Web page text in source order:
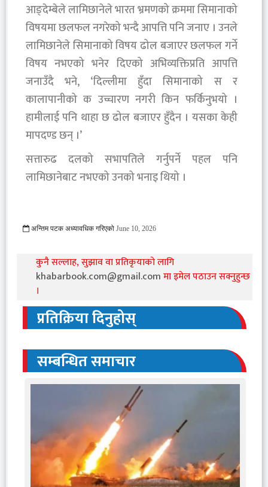
आङ्देम्बेले लामिछानेले भारत भ्रमणको क्रममा सिमानाको
विषयमा छलफल नगरेको भन्दै आपत्ति पनि जनाए । उनले
लामिछानेले सिमानाको विषय ढोल बजाएर छलफल गर्ने
विषय नभएको भनेर दिएको अभिव्यक्तिप्रति आपत्ति
जनाउँदै भने, ‘दिल्लीमा हुँदा सिमानाको स र
कालापानीको क उच्चारण नगरी किन फर्किनुभयो ।
हामीलाई पनि थाहा छ ढोल बजाएर हुँदैन । यसका केही
मापदण्ड छन् ।’
सत्तारुढ दलको सभापतिले गर्नुपर्ने पहल पनि
लामिछानेबाट नभएको उनको भनाइ थियो ।
अन्तिम पटक अध्यावधिक गरिएको June 10, 2026
कुनै सल्लाह, सुझाव वा प्रतिकृयाको लागि
khabarbook.com@gmail.comमा इमेल पठाउन सक्नुहुन्छ
।
प्रतिक्रिया दिनुहोस्
सम्बन्धित समाचार